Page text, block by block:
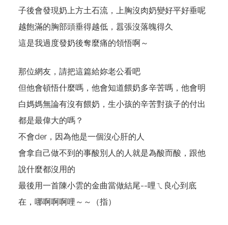
子後會發現奶上方土石流，上胸沒肉奶變好平好垂呢
越飽滿的胸部頭垂得越低，囂張沒落魄得久
這是我過度發奶後奪麼痛的領悟啊～
那位網友，請把這篇給妳老公看吧
但他會頓悟什麼嗎，他會知道餵奶多辛苦嗎，他會明
白媽媽無論有沒有餵奶，生小孩的辛苦對孩子的付出
都是最偉大的嗎？
不會der，因為他是一個沒心肝的人
會拿自己做不到的事酸別人的人就是為酸而酸，跟他
說什麼都沒用的
最後用一首陳小雲的金曲當做結尾--哩ㄟ良心到底
在，哪啊啊啊哩～～（指）